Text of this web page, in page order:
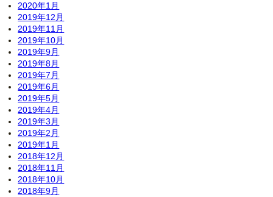
2020年1月
2019年12月
2019年11月
2019年10月
2019年9月
2019年8月
2019年7月
2019年6月
2019年5月
2019年4月
2019年3月
2019年2月
2019年1月
2018年12月
2018年11月
2018年10月
2018年9月